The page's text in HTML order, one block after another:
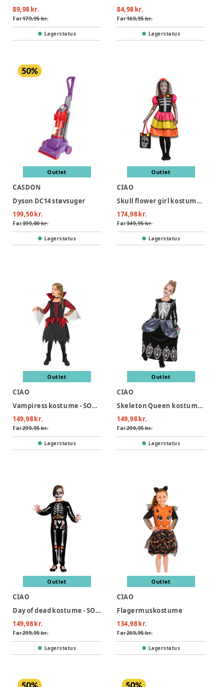
89,98 kr.
Før179,95 kr.
Lagerstatus
84,98 kr.
Før169,95 kr.
Lagerstatus
Outlet
CASDON
Dyson DC14 støvsuger
199,50 kr.
Før399,00 kr.
Lagerstatus
Outlet
CIAO
Skull flower girl kostume - MULTI
174,98 kr.
Før349,95 kr.
Lagerstatus
Outlet
CIAO
Vampiress kostume - SORT/RØD
149,98 kr.
Før299,95 kr.
Lagerstatus
Outlet
CIAO
Skeleton Queen kostume - SORT
149,98 kr.
Før299,95 kr.
Lagerstatus
Outlet
CIAO
Day of dead kostume - SORT
149,98 kr.
Før299,95 kr.
Lagerstatus
Outlet
CIAO
Flagermuskostume
134,98 kr.
Før269,95 kr.
Lagerstatus